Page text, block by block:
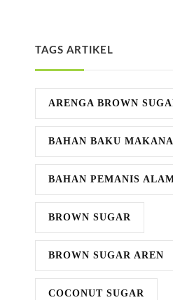
TAGS ARTIKEL
ARENGA BROWN
BAHAN BAKU
BAHAN PEMANIS
BROWN SUGAR
BROWN SUGAR AREN
COCONUT SUGAR